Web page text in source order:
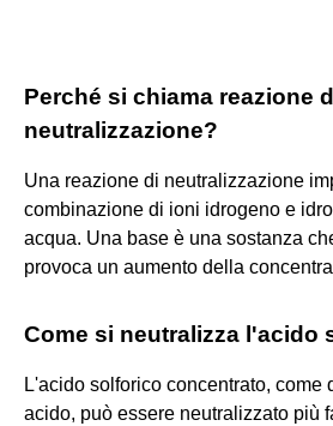
Perché si chiama reazione
neutralizzazione?
Una reazione di neutralizzazione
combinazione di ioni idrogeno e
acqua. Una base è una sostanza
provoca un aumento della
Come si neutralizza l'acido
L'acido solforico concentrato, come
acido, può essere neutralizzato più